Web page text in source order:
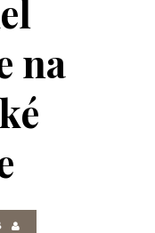
na